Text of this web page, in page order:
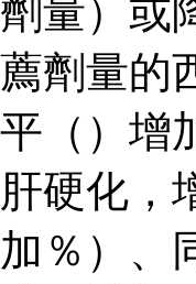
劑量）或
薦劑量的
平（）增
肝硬化，
加％）、